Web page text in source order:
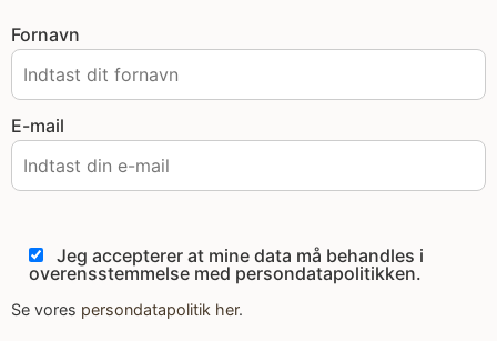
Fornavn
E-mail
Jeg accepterer at mine data må behandles i
overensstemmelse med persondatapolitikken.
Se vores persondatapolitik her.